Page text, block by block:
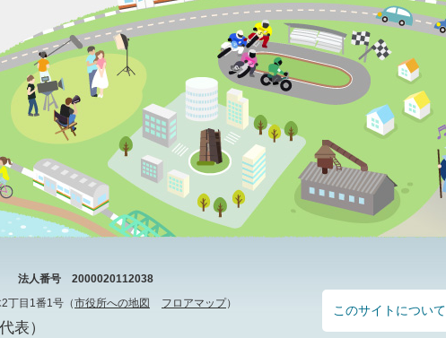
法人番号 2000020112038
丁目1番1号（市役所への地図 フロアマップ）
表）
このサイトについて